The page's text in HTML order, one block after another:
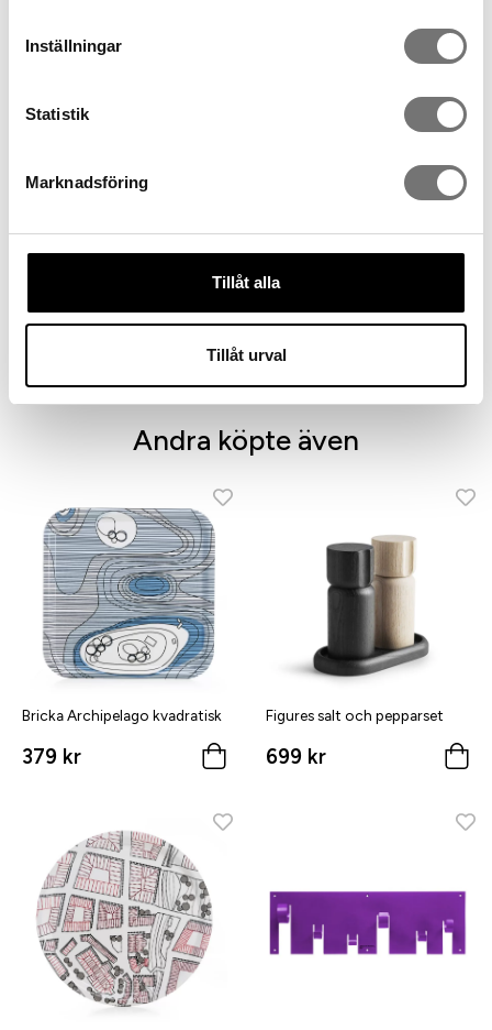
Inställningar
Statistik
Marknadsföring
Tillåt alla
Tillåt urval
Bordsunderlägg dubbelsidigt Bordsunderlägg, dubbelsidigt
129 kr
Andra köpte även
Bricka Archipelago kvadratisk
379 kr
Figures salt och pepparset
699 kr